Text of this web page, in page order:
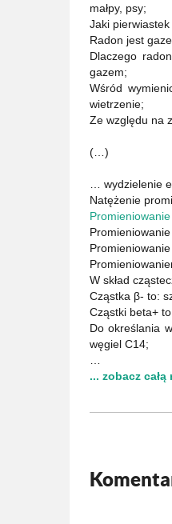
małpy, psy;
Jaki pierwiastek
Radon jest
Dlaczego
gazem;
Wśród
wietrzenie;
Ze względu na
(…)
… wydzielenie
Natężenie
W skład
Cząstka β- to:
Cząstki beta+
Do określania
węgiel C14;
... zobacz